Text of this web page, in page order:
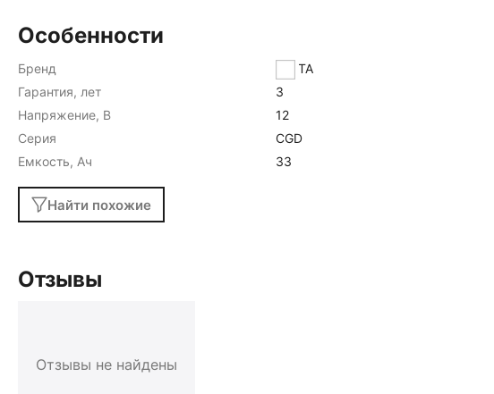
Особенности
Бренд
DELTA
Гарантия, лет
3
Напряжение, В
12
Серия
CGD
Емкость, Ач
33
Найти похожие
Отзывы
Отзывы не найдены